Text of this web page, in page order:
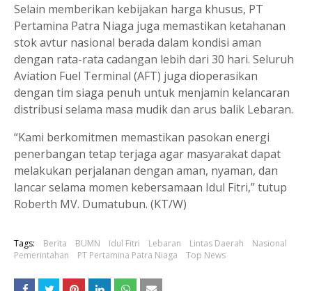
Selain memberikan kebijakan harga khusus, PT
Pertamina Patra Niaga juga memastikan ketahanan
stok avtur nasional berada dalam kondisi aman
dengan rata-rata cadangan lebih dari 30 hari. Seluruh
Aviation Fuel Terminal (AFT) juga dioperasikan
dengan tim siaga penuh untuk menjamin kelancaran
distribusi selama masa mudik dan arus balik Lebaran.
“Kami berkomitmen memastikan pasokan energi
penerbangan tetap terjaga agar masyarakat dapat
melakukan perjalanan dengan aman, nyaman, dan
lancar selama momen kebersamaan Idul Fitri,” tutup
Roberth MV. Dumatubun. (KT/W)
Tags: Berita BUMN Idul Fitri Lebaran Lintas Daerah
Nasional
Pemerintahan
PT Pertamina Patra Niaga Top News